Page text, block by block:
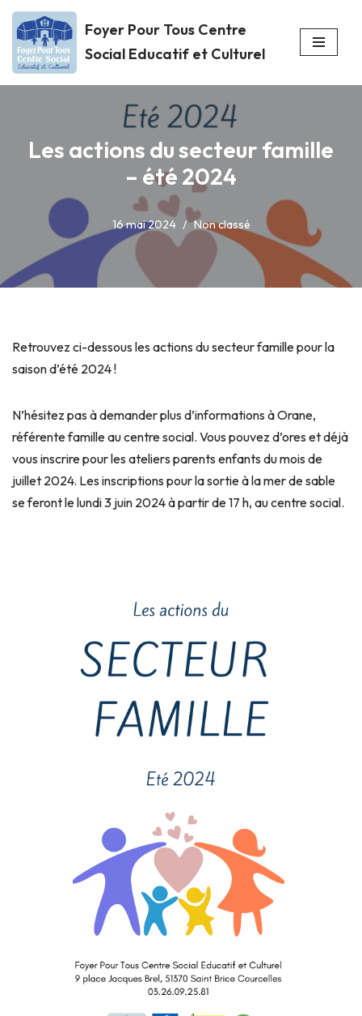
Aller
au
contenu
Foyer Pour Tous Centre
Social Educatif et Culturel
Les actions du secteur famille
– été 2024
16 mai 2024 Non classé
Retrouvez ci-dessous les actions du secteur famille pour la
saison d’été 2024 !
N’hésitez pas à demander plus d’informations à Orane,
référente famille au centre social. Vous pouvez d’ores et déjà
vous inscrire pour les ateliers parents enfants du mois de
juillet 2024. Les inscriptions pour la sortie à la mer de sable
se feront le lundi 3 juin 2024 à partir de 17 h, au centre social.